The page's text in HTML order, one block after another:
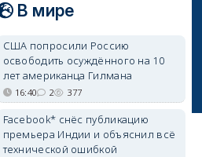
В мире
США попросили Россию
освободить осуждённого на 10
лет американца Гилмана
16:40 2 377
Facebook* снёс публикацию
премьера Индии и объяснил всё
технической ошибкой